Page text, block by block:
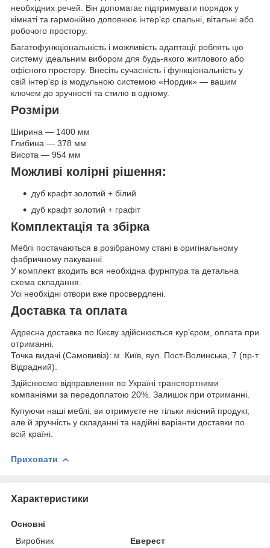
необхідних речей. Він допомагає підтримувати порядок у
кімнаті та гармонійно доповнює інтер’єр спальні, вітальні або
робочого простору.
Багатофункціональність і можливість адаптації роблять цю
систему ідеальним вибором для будь-якого житлового або
офісного простору. Внесіть сучасність і функціональність у
свій інтер'єр із модульною системою «Нордик» — вашим
ключем до зручності та стилю в одному.
Розміри
Ширина — 1400 мм
Глибина — 378 мм
Висота — 954 мм
Можливі колірні рішення:
дуб крафт золотий + білий
дуб крафт золотий + графіт
Комплектація та збірка
Меблі постачаються в розібраному стані в оригінальному
фабричному пакуванні.
У комплект входить вся необхідна фурнітура та детальна
схема складання.
Усі необхідні отвори вже просвердлені.
Доставка та оплата
Адресна доставка по Києву здійснюється кур’єром, оплата при
отриманні.
Точка видачі (Самовивіз): м. Київ, вул. Пост-Волинська, 7 (пр-т
Відрадний).
Здійснюємо відправлення по Україні транспортними
компаніями за передоплатою 20%. Залишок при отриманні.
Купуючи наші меблі, ви отримуєте не тільки якісний продукт,
але й зручність у складанні та надійні варіанти доставки по
всій країні.
Приховати
Характеристики
Основні
Виробник
Еверест